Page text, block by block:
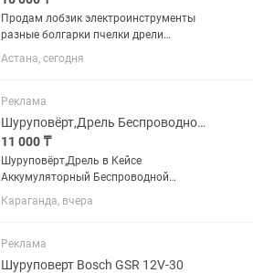
Продам лобзик электроинструменты
разные болгарки пчелки дрели
шуруповерты перфораторы
Астана, сегодня
Реклама
Шуруповёрт,Дрель Беспроводной НОВЫЙ, Makita,аккумуляторная в Кейсе
11 000 ₸
Шуруповёрт,Дрель в Кейсе
Аккумуляторный Беспроводной
НОВЫЕ.Makita и DeWALT. В Кейсе с
Набором Сверла Биты, Удлинители и
Фото.Новые.по Городу Есть
Доставка,Могу Отправить по...
Караганда, вчера
Реклама
Шуруповерт Bosch GSR 12V-30